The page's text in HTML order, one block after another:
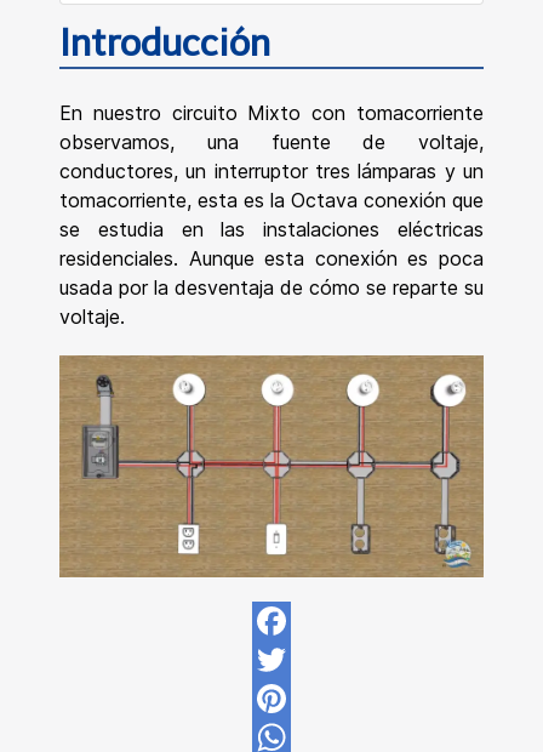
Introducción
En nuestro circuito Mixto con tomacorriente
observamos, una fuente de voltaje,
conductores, un interruptor tres lámparas y un
tomacorriente, esta es la Octava conexión que
se estudia en las instalaciones eléctricas
residenciales. Aunque esta conexión es poca
usada por la desventaja de cómo se reparte su
voltaje.
Facebook
Twitter
Pinterest